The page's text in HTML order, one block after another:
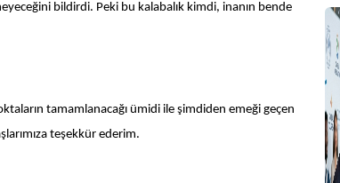
bildirdi. Peki bu kalabalık kimdi, inanın bende
tamamlanacağı ümidi ile şimdiden emeği geçen
teşekkür ederim.
''